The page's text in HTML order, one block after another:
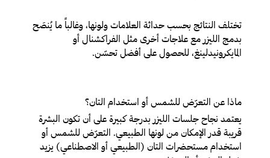
تختلف النتائج بحسب حداثة العلامات ولونها، وغالباً ما يُنصَح
بدمج الليزر مع علاجات أخرى مثل الفراكشنال أو
المايكرونيدلينغ، للحصول على أفضل تحسّن.
ماذا عن التعرّض للشمس أو استخدام التان؟
يعتمد نجاح جلسات الليزر بدرجة كبيرة على أن تكون البشرة
قريبة قدر الإمكان من لونها الطبيعي. التعرّض للشمس أو
استخدام مستحضرات التان (الطبيعي أو الاصطناعي) يزيد